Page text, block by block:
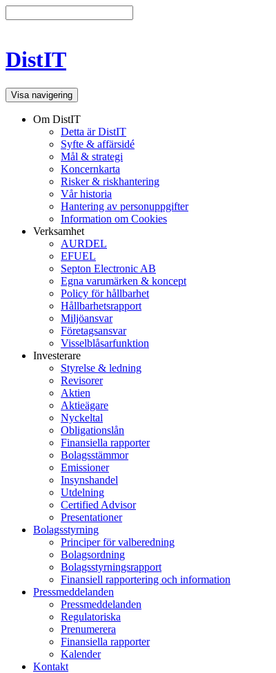
DistIT
Visa navigering
Om DistIT
Detta är DistIT
Syfte & affärsidé
Mål & strategi
Koncernkarta
Risker & riskhantering
Vår historia
Hantering av personuppgifter
Information om Cookies
Verksamhet
AURDEL
EFUEL
Septon Electronic AB
Egna varumärken & koncept
Policy för hållbarhet
Hållbarhetsrapport
Miljöansvar
Företagsansvar
Visselblåsarfunktion
Investerare
Styrelse & ledning
Revisorer
Aktien
Aktieägare
Nyckeltal
Obligationslån
Finansiella rapporter
Bolagsstämmor
Emissioner
Insynshandel
Utdelning
Certified Advisor
Presentationer
Bolagsstyrning
Principer för valberedning
Bolagsordning
Bolagsstyrningsrapport
Finansiell rapportering och information
Pressmeddelanden
Pressmeddelanden
Regulatoriska
Prenumerera
Finansiella rapporter
Kalender
Kontakt